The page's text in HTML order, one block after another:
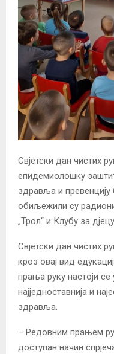
Свјетски дан чистих
епидемиолошку
здравља и
обиљежили су
„Трол“ и Клубу за
Свјетски дан чистих
кроз овај вид
прања руку настоји се
најједноставнија и
здравља.
– Редовним прањем
доступан начин